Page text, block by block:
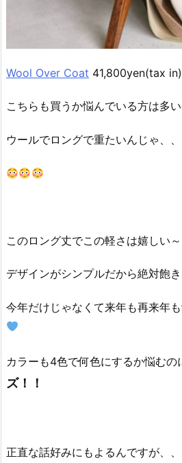
Wool Over Coat 41,800yen(tax in)
こちらも買うか悩んでいる方は多
ウールでロングで重たいんじゃ、
このロング丈でこの軽さは嬉しい～
デザインがシンプルだから絶対飽
今年だけじゃなくて来年も再来年
カラーも4色で何色にするか悩むの
ズ！！
正直な話好みにもよるんですが、